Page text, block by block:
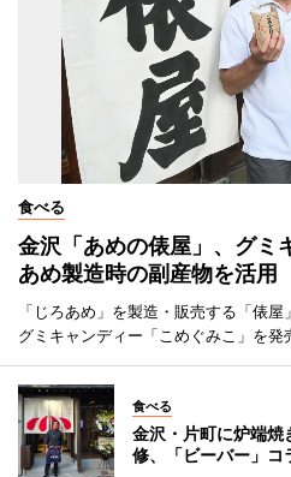
食べる
金沢「あめの俵屋」、グ
あめ製造時の副産物を活用
「じろあめ」を製造・販売する「俵屋
グミキャンディー「こめぐみこ」を発
食べる
金沢・片町に炉端
修、「ビーバー」コ